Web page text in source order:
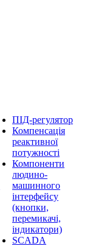
ПІД-регулятор
Компенсація
реактивної
потужності
Компоненти
людино-
машинного
інтерфейсу
(кнопки,
перемикачі,
індикатори)
SCADA